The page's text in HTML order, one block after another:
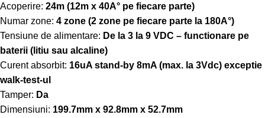
Acoperire: 24m (12m x 40A° pe fiecare parte)
Numar zone: 4 zone (2 zone pe fiecare parte la 180A°)
Tensiune de alimentare: De la 3 la 9 VDC – functionare pe
baterii (litiu sau alcaline)
Curent absorbit: 16uA stand-by 8mA (max. la 3Vdc) exceptie
walk-test-ul
Tamper: Da
Dimensiuni: 199.7mm x 92.8mm x 52.7mm